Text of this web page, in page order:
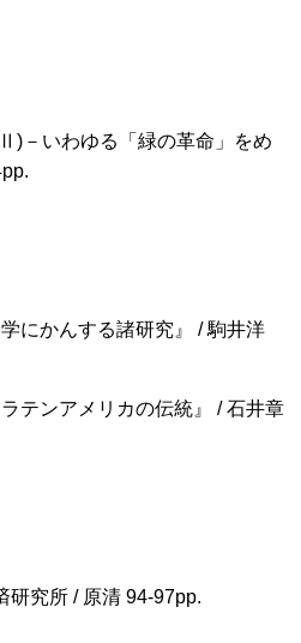
－いわゆる「緑の革命」をめ
にかんする諸研究』 / 駒井洋
テンアメリカの伝統』 / 石井章
研究所 / 原清 94-97pp.